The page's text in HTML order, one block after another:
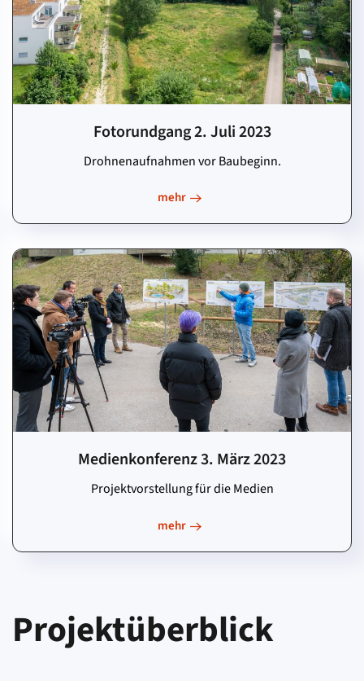
Fotorundgang 2. Juli 2023
Drohnenaufnahmen vor Baubeginn.
mehr
Medienkonferenz 3. März 2023
Projektvorstellung für die Medien
mehr
Projektüberblick